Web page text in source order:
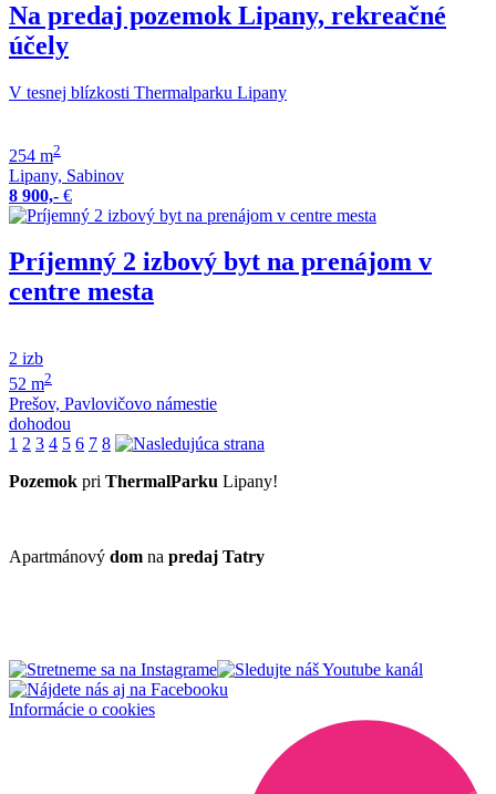
Na predaj pozemok Lipany, rekreačné
účely
V tesnej blízkosti Thermalparku Lipany
254 m2
Lipany, Sabinov
8 900,- €
Príjemný 2 izbový byt na prenájom v
centre mesta
2 izb
52 m2
Prešov, Pavlovičovo námestie
dohodou
1 2 3 4 5 6 7 8
Pozemok pri ThermalParku Lipany!
Apartmánový dom na predaj Tatry
Informácie o cookies